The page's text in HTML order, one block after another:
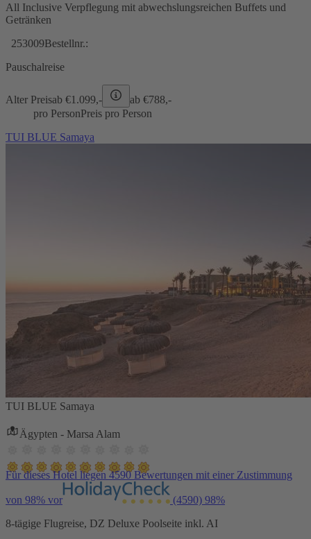
All Inclusive Verpflegung mit abwechslungsreichen Buffets und
Getränken
253009Bestellnr.:
Pauschalreise
Alter Preisab €1.099,- ab €788,-
pro PersonPreis pro Person
TUI BLUE Samaya
TUI BLUE Samaya
Ägypten - Marsa Alam
Für dieses Hotel liegen 4590 Bewertungen mit einer Zustimmung
von 98% vor (4590) 98%
8-tägige Flugreise, DZ Deluxe Poolseite inkl. AI